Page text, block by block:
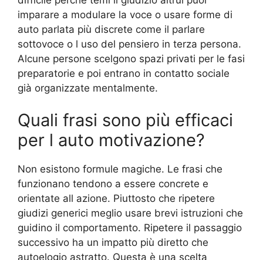
imparare a modulare la voce o usare forme di
auto parlata più discrete come il parlare
sottovoce o l uso del pensiero in terza persona.
Alcune persone scelgono spazi privati per le fasi
preparatorie e poi entrano in contatto sociale
già organizzate mentalmente.
Quali frasi sono più efficaci
per l auto motivazione?
Non esistono formule magiche. Le frasi che
funzionano tendono a essere concrete e
orientate all azione. Piuttosto che ripetere
giudizi generici meglio usare brevi istruzioni che
guidino il comportamento. Ripetere il passaggio
successivo ha un impatto più diretto che
autoelogio astratto. Questa è una scelta